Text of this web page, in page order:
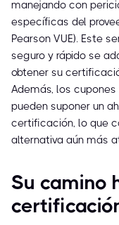
manejando con
específicas del
Pearson VUE). Este
seguro y rápido se
obtener su
Además, los
pueden suponer un
certificación, lo que
alternativa aún más
Su camino